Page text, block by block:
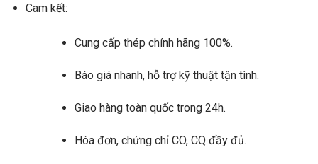
Cam kết:
Cung cấp thép chính hãng 100%.
Báo giá nhanh, hỗ trợ kỹ thuật tận tình.
Giao hàng toàn quốc trong 24h.
Hóa đơn, chứng chỉ CO, CQ đầy đủ.